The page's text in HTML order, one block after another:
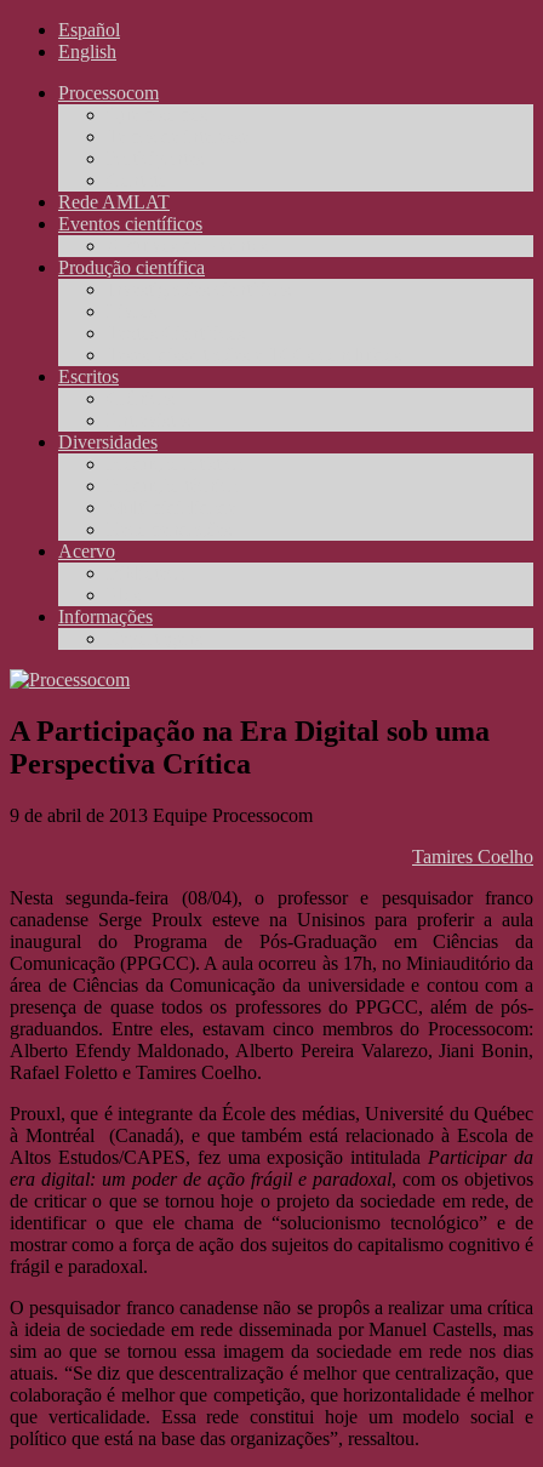
Español
English
Processocom
Rede AMLAT
Eventos científicos
Produção científica
Escritos
Diversidades
Acervo
Informações
A Participação na Era Digital sob uma
Perspectiva Crítica
9 de abril de 2013 Equipe Processocom
Tamires Coelho
Nesta segunda-feira (08/04), o professor e pesquisador franco
canadense Serge Proulx esteve na Unisinos para proferir a aula
inaugural do Programa de Pós-Graduação em Ciências da
Comunicação (PPGCC). A aula ocorreu às 17h, no Miniauditório da
área de Ciências da Comunicação da universidade e contou com a
presença de quase todos os professores do PPGCC, além de pós-
graduandos. Entre eles, estavam cinco membros do Processocom:
Alberto Efendy Maldonado, Alberto Pereira Valarezo, Jiani Bonin,
Rafael Foletto e Tamires Coelho.
Prouxl, que é integrante da École des médias, Université du Québec
à Montréal (Canadá), e que também está relacionado à Escola de
Altos Estudos/CAPES, fez uma exposição intitulada Participar da
era digital: um poder de ação frágil e paradoxal, com os objetivos
de criticar o que se tornou hoje o projeto da sociedade em rede, de
identificar o que ele chama de “solucionismo tecnológico” e de
mostrar como a força de ação dos sujeitos do capitalismo cognitivo é
frágil e paradoxal.
O pesquisador franco canadense não se propôs a realizar uma crítica
à ideia de sociedade em rede disseminada por Manuel Castells, mas
sim ao que se tornou essa imagem da sociedade em rede nos dias
atuais. “Se diz que descentralização é melhor que centralização, que
colaboração é melhor que competição, que horizontalidade é melhor
que verticalidade. Essa rede constitui hoje um modelo social e
político que está na base das organizações”, ressaltou.